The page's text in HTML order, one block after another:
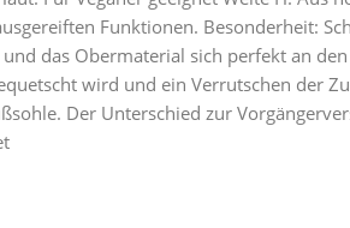
Funktionen. Besonderheit:
das Obermaterial sich perfekt an
wird und ein Verrutschen der
Der Unterschied zur